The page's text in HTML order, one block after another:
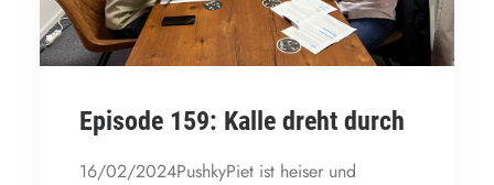
Episode 159: Kalle dreht durch
16/02/2024PushkyPiet ist heiser und